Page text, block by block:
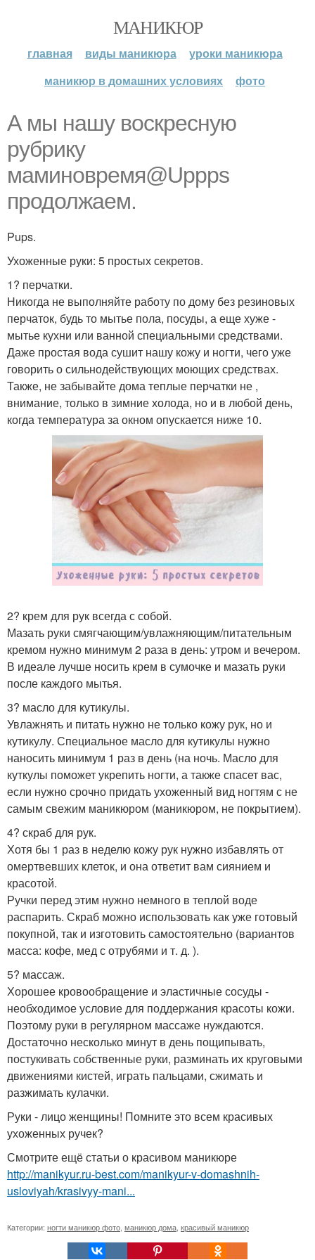
МАНИКЮР
главная виды маникюра
уроки маникюра
маникюр в домашних условиях
фото
А мы нашу воскресную
рубрику
маминовремя@Uppps
продолжаем.
Pups.
Ухоженные руки: 5 простых секретов.
1? перчатки.
Никогда не выполняйте работу по дому без резиновых
перчаток, будь то мытье пола, посуды, а еще хуже -
мытье кухни или ванной специальными средствами.
Даже простая вода сушит нашу кожу и ногти, чего уже
говорить о сильнодействующих моющих средствах.
Также, не забывайте дома теплые перчатки не ,
внимание, только в зимние холода, но и в любой день,
когда температура за окном опускается ниже 10.
2? крем для рук всегда с собой.
Мазать руки смягчающим/увлажняющим/питательным
кремом нужно минимум 2 раза в день: утром и вечером.
В идеале лучше носить крем в сумочке и мазать руки
после каждого мытья.
3? масло для кутикулы.
Увлажнять и питать нужно не только кожу рук, но и
кутикулу. Специальное масло для кутикулы нужно
наносить минимум 1 раз в день (на ночь. Масло для
куткулы поможет укрепить ногти, а также спасет вас,
если нужно срочно придать ухоженный вид ногтям с не
самым свежим маникюром (маникюром, не покрытием).
4? скраб для рук.
Хотя бы 1 раз в неделю кожу рук нужно избавлять от
омертвевших клеток, и она ответит вам сиянием и
красотой.
Ручки перед этим нужно немного в теплой воде
распарить. Скраб можно использовать как уже готовый
покупной, так и изготовить самостоятельно (вариантов
масса: кофе, мед с отрубями и т. д. ).
5? массаж.
Хорошее кровообращение и эластичные сосуды -
необходимое условие для поддержания красоты кожи.
Поэтому руки в регулярном массаже нуждаются.
Достаточно несколько минут в день пощипывать,
постукивать собственные руки, разминать их круговыми
движениями кистей, играть пальцами, сжимать и
разжимать кулачки.
Руки - лицо женщины! Помните это всем красивых
ухоженных ручек?
Смотрите ещё статьи о красивом маникюре
http://manikyur.ru-best.com/manikyur-v-domashnih-
usloviyah/krasivyy-mani...
Категории: ногти маникюр фото маникюр дома красивый маникюр